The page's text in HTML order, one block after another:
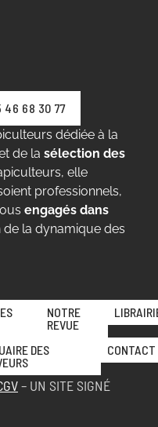
46 68 30 77
dédiée à la
de la sélection des
elle
professionnels,
engagés dans
de la dynamique des
NOTRE
REVUE
DES
CONTACT
– UN SITE SIGNÉ